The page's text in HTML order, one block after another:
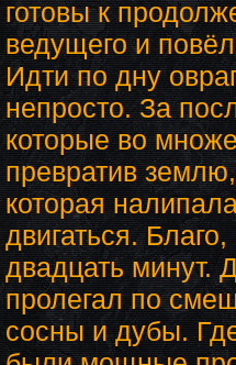
готовы к
ведущего и
Идти по дну
непросто. За
которые во
превратив
которая
двигаться.
двадцать минут.
пролегал по
сосны и дубы.